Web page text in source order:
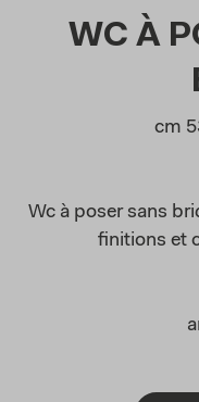
WC À
cm
Wc à poser sans
finitions et